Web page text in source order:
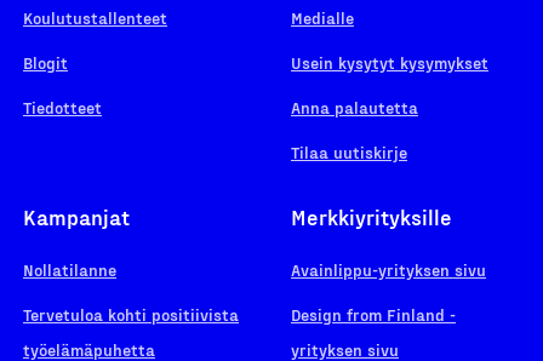
Koulutustallenteet
Blogit
Tiedotteet
Medialle
Usein kysytyt kysymykset
Anna palautetta
Tilaa uutiskirje
Kampanjat
Nollatilanne
Tervetuloa kohti positiivista
työelämäpuhetta
Merkkiyrityksille
Avainlippu-yrityksen sivu
Design from Finland -
yrityksen sivu